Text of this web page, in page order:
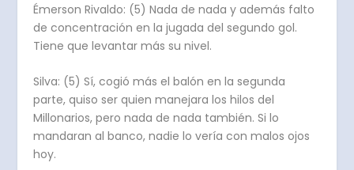
Émerson Rivaldo: (5) Nada de nada y además falto
de concentración en la jugada del segundo gol.
Tiene que levantar más su nivel.
Silva: (5) Sí, cogió más el balón en la segunda
parte, quiso ser quien manejara los hilos del
Millonarios, pero nada de nada también. Si lo
mandaran al banco, nadie lo vería con malos ojos
hoy.